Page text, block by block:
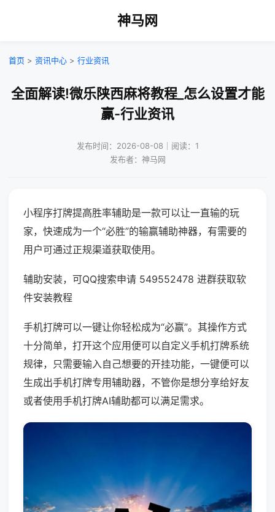
神马网
首页 > 资讯中心 > 行业资讯
全面解读!微乐陕西麻将教程_怎么设置才能
赢-行业资讯
发布时间：2026-08-08｜阅读：1
发布者：神马网
小程序打牌提高胜率辅助是一款可以让一直输的玩
家，快速成为一个“必胜”的输赢辅助神器，有需要的
用户可通过正规渠道获取使用。
辅助安装，可QQ搜索申请 549552478 进群获取软
件安装教程
手机打牌可以一键让你轻松成为“必赢”。其操作方式
十分简单，打开这个应用便可以自定义手机打牌系统
规律，只需要输入自己想要的开挂功能，一键便可以
生成出手机打牌专用辅助器，不管你是想分享给好友
或者使用手机打牌AI辅助都可以满足需求。